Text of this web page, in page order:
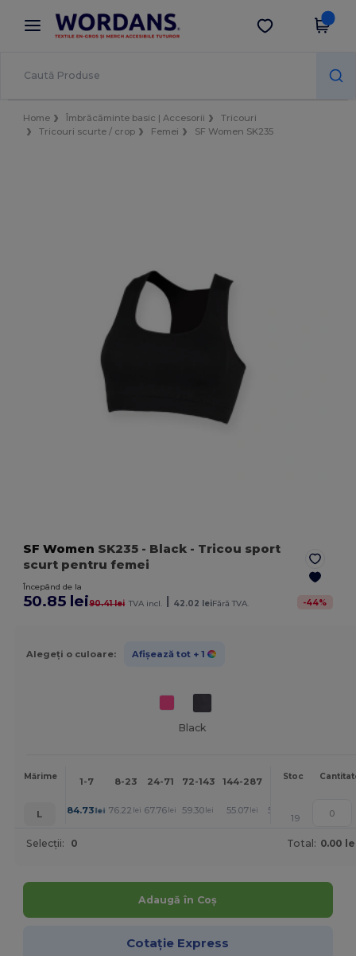
× Aplicația Wordans
Prețuri mai bune în aplicație!
Descarcă app
Home Îmbrăcăminte basic | Accesorii
Tricouri
Tricouri scurte / crop
Femei SF Women SK235
SF Women SK235 - Black - Tricou sport
scurt pentru femei
Începând de la
50.85 lei90.41 lei TVA incl. | 42.02 leiFără TVA. -44%
Alegeți o culoare: Afișează tot + 1
Black
Mărime 1-7 8-23 24-71 72-143 144-287 288 +
Mai
Stoc
L 84.73lei 76.22 lei 67.76 lei 59.30 lei 55.07 lei 50.85
19
Selecții: 0 Total: 0.00
Adaugă în Coș
Cotație Express